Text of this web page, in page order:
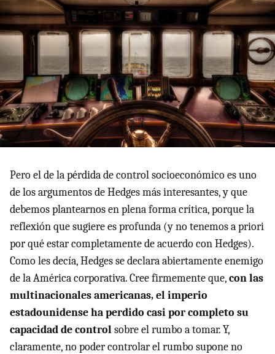
Pero el de la pérdida de control socioeconómico es uno
de los argumentos de Hedges más interesantes, y que
debemos plantearnos en plena forma crítica, porque la
reflexión que sugiere es profunda (y no tenemos a priori
por qué estar completamente de acuerdo con Hedges).
Como les decía, Hedges se declara abiertamente enemigo
de la América corporativa. Cree firmemente que,con las
multinacionales americanas, el imperio
estadounidense ha perdido casi por completo su
capacidad de controlsobre el rumbo a tomar. Y,
claramente, no poder controlar el rumbo supone no